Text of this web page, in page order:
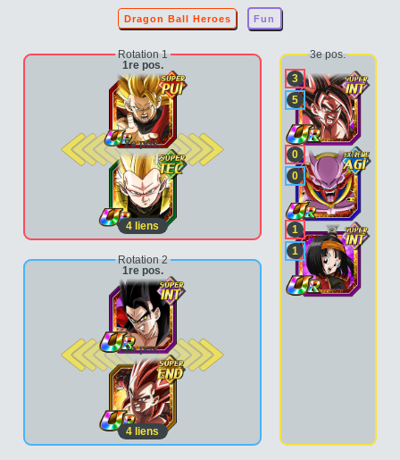
Dragon Ball Heroes Fun
Rotation 1
1re pos.
2e pos.
4 liens
Rotation 2
1re pos.
2e pos.
4 liens
3e pos.
3
5
0
0
1
1